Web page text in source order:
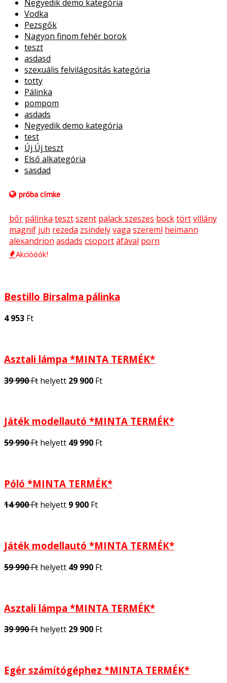
Negyedik demo kategória
Vodka
Pezsgők
Nagyon finom fehér borok
teszt
asdasd
szexuális felvilágosítás kategória
totty
Pálinka
pompom
asdads
Negyedik demo kategória
test
Új Új teszt
Első alkategória
sasdad
próba címke
bőr pálinka tesztszent palack szeszes bocktörtvillány
magnif juh rezeda zsindelyvaga szereml heimann
alexandrion asdads csoportáfával porn
Akcióóók!
Bestillo Birsalma pálinka
4 953 Ft
Asztali lámpa *MINTA TERMÉK*
39 990Ft helyett 29 900 Ft
Játék modellautó *MINTA TERMÉK*
59 990Ft helyett 49 990 Ft
Póló *MINTA TERMÉK*
14 900Ft helyett 9 900 Ft
Játék modellautó *MINTA TERMÉK*
59 990Ft helyett 49 990 Ft
Asztali lámpa *MINTA TERMÉK*
39 990Ft helyett 29 900 Ft
Egér számítógéphez *MINTA TERMÉK*